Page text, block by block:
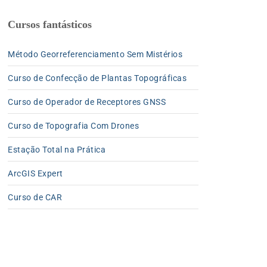
Cursos fantásticos
Método Georreferenciamento Sem Mistérios
Curso de Confecção de Plantas Topográficas
Curso de Operador de Receptores GNSS
Curso de Topografia Com Drones
Estação Total na Prática
ArcGIS Expert
Curso de CAR